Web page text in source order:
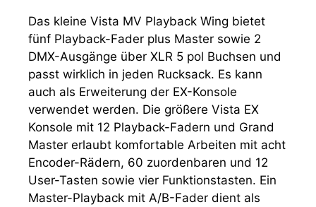
Das kleine Vista MV Playback Wing bietet
fünf Playback-Fader plus Master sowie 2
DMX-Ausgänge über XLR 5 pol Buchsen und
passt wirklich in jeden Rucksack. Es kann
auch als Erweiterung der EX-Konsole
verwendet werden. Die größere Vista EX
Konsole mit 12 Playback-Fadern und Grand
Master erlaubt komfortable Arbeiten mit acht
Encoder-Rädern, 60 zuordenbaren und 12
User-Tasten sowie vier Funktionstasten. Ein
Master-Playback mit A/B-Fader dient als